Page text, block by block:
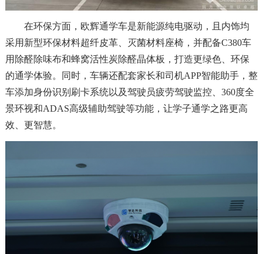
在环保方面，欧辉通学车是新能源纯电驱动，且内饰均
采用新型环保材料超纤皮革、灭菌材料座椅，并配备C380车
用除醛除味布和蜂窝活性炭除醛晶体板，打造更绿色、环保
的通学体验。同时，车辆还配套家长和司机APP智能助手，整
车添加身份识别刷卡系统以及驾驶员疲劳驾驶监控、360度全
景环视和ADAS高级辅助驾驶等功能，让学子通学之路更高
效、更智慧。